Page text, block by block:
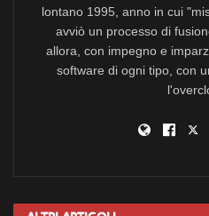
lontano 1995, anno in cui
avviò un processo di
allora, con impegno e
software di ogni tipo, con